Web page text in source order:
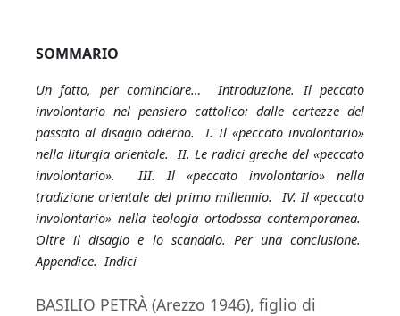
SOMMARIO
Un fatto, per cominciare… Introduzione. Il peccato
involontario nel pensiero cattolico: dalle certezze del
passato al disagio odierno. I. Il «peccato involontario»
nella liturgia orientale. II. Le radici greche del «peccato
involontario». III. Il «peccato involontario» nella
tradizione orientale del primo millennio. IV. Il «peccato
involontario» nella teologia ortodossa contemporanea.
Oltre il disagio e lo scandalo. Per una conclusione.
Appendice. Indici
BASILIO PETRÀ (Arezzo 1946), figlio di